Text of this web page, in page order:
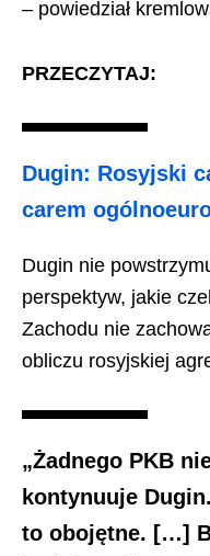
– powiedział
PRZECZYTAJ:
Dugin: Rosyjski
carem
Dugin nie
perspektyw, jakie
Zachodu nie
obliczu rosyjskiej
„Żadnego PKB
kontynuuje
to obojętne. […]